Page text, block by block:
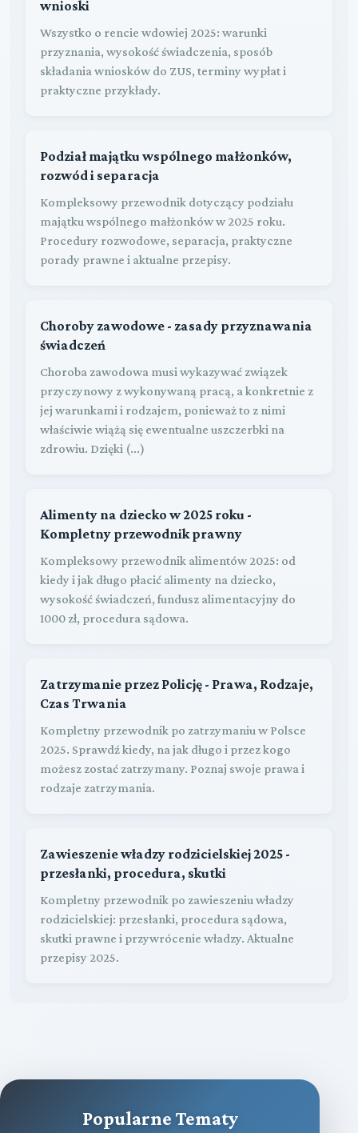
wnioski
Wszystko o rencie wdowiej 2025: warunki
przyznania, wysokość świadczenia, sposób
składania wniosków do ZUS, terminy wypłat i
praktyczne przykłady.
Podział majątku wspólnego małżonków,
rozwód i separacja
Kompleksowy przewodnik dotyczący podziału
majątku wspólnego małżonków w 2025 roku.
Procedury rozwodowe, separacja, praktyczne
porady prawne i aktualne przepisy.
Choroby zawodowe - zasady przyznawania
świadczeń
Choroba zawodowa musi wykazywać związek
przyczynowy z wykonywaną pracą, a konkretnie z
jej warunkami i rodzajem, ponieważ to z nimi
właściwie wiążą się ewentualne uszczerbki na
zdrowiu. Dzięki (...)
Alimenty na dziecko w 2025 roku -
Kompletny przewodnik prawny
Kompleksowy przewodnik alimentów 2025: od
kiedy i jak długo płacić alimenty na dziecko,
wysokość świadczeń, fundusz alimentacyjny do
1000 zł, procedura sądowa.
Zatrzymanie przez Policję - Prawa, Rodzaje,
Czas Trwania
Kompletny przewodnik po zatrzymaniu w Polsce
2025. Sprawdź kiedy, na jak długo i przez kogo
możesz zostać zatrzymany. Poznaj swoje prawa i
rodzaje zatrzymania.
Zawieszenie władzy rodzicielskiej 2025 -
przesłanki, procedura, skutki
Kompletny przewodnik po zawieszeniu władzy
rodzicielskiej: przesłanki, procedura sądowa,
skutki prawne i przywrócenie władzy. Aktualne
przepisy 2025.
Popularne Tematy